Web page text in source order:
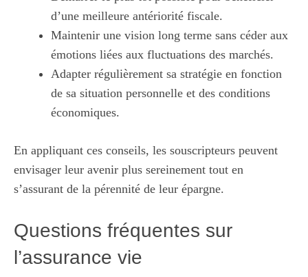
d’une meilleure antériorité fiscale.
Maintenir une vision long terme sans céder aux
émotions liées aux fluctuations des marchés.
Adapter régulièrement sa stratégie en fonction
de sa situation personnelle et des conditions
économiques.
En appliquant ces conseils, les souscripteurs peuvent
envisager leur avenir plus sereinement tout en
s’assurant de la pérennité de leur épargne.
Questions fréquentes sur
l’assurance vie